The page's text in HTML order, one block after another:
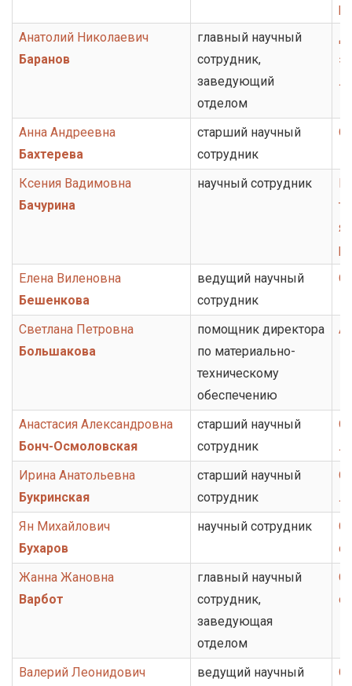
Анатолий Николаевич
Баранов
главный научный
сотрудник,
заведующий
отделом
Анна Андреевна
Бахтерева
старший научный
сотрудник
Ксения Вадимовна
Бачурина
научный сотрудник
Елена Виленовна
Бешенкова
ведущий научный
сотрудник
Светлана Петровна
Большакова
помощник директора
по материально-
техническому
обеспечению
Анастасия Александровна
Бонч-Осмоловская
старший научный
сотрудник
Ирина Анатольевна
Букринская
старший научный
сотрудник
Ян Михайлович
Бухаров
научный сотрудник
Жанна Жановна
Варбот
главный научный
сотрудник,
заведующая
отделом
Валерий Леонидович
ведущий научный